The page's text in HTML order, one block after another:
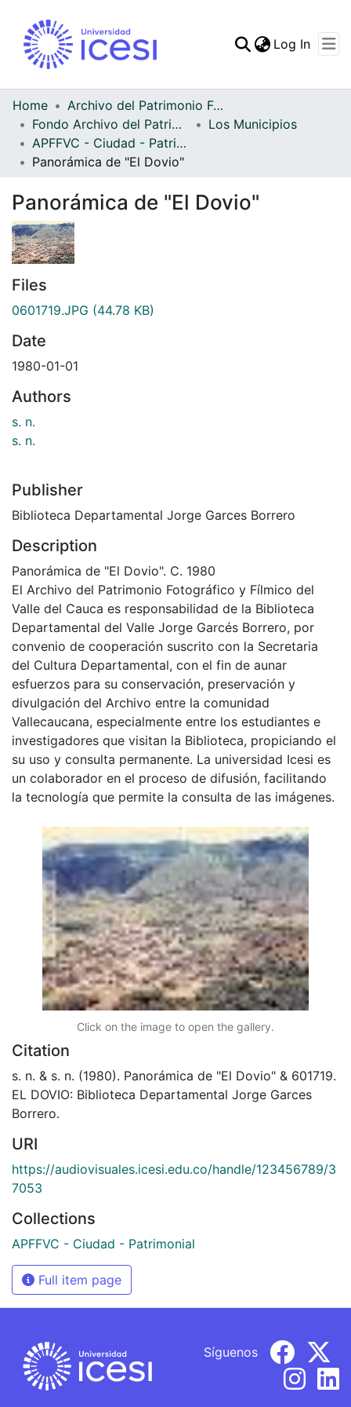
Statistics
Log In
Home
Archivo del Patrimonio Fotográfico y Fílmico del Valle del Cauca
Fondo Archivo del Patrimonio Fotográfico y Fílmico del Valle del Cauca
Los Municipios
APFFVC - Ciudad - Patrimonial
Panorámica de "El Dovio"
Panorámica de "El Dovio"
Files
0601719.JPG (44.78 KB)
Date
1980-01-01
Authors
s. n.
s. n.
Publisher
Biblioteca Departamental Jorge Garces Borrero
Description
Panorámica de "El Dovio". C. 1980
El Archivo del Patrimonio Fotográfico y Fílmico del
Valle del Cauca es responsabilidad de la Biblioteca
Departamental del Valle Jorge Garcés Borrero, por
convenio de cooperación suscrito con la Secretaria
del Cultura Departamental, con el fin de aunar
esfuerzos para su conservación, preservación y
divulgación del Archivo entre la comunidad
Vallecaucana, especialmente entre los estudiantes e
investigadores que visitan la Biblioteca, propiciando el
su uso y consulta permanente. La universidad Icesi es
un colaborador en el proceso de difusión, facilitando
la tecnología que permite la consulta de las imágenes.
Click on the image to open the gallery.
Citation
s. n. & s. n. (1980). Panorámica de "El Dovio" & 601719.
EL DOVIO: Biblioteca Departamental Jorge Garces
Borrero.
URI
https://audiovisuales.icesi.edu.co/handle/123456789/3
7053
Collections
APFFVC - Ciudad - Patrimonial
Full item page
Síguenos